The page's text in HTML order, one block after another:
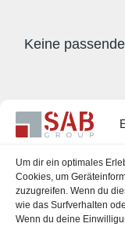
Um dir ein optimales
Cookies, um
zuzugreifen. Wenn du
wie das Surfverhalten
Wenn du deine
Keine